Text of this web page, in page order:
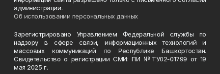
администрации.
Об использовании персональных данных
Зарегистрировано Управлением Федеральной службы по
надзору в сфере связи, информационных технологий и
массовых коммуникаций по Республике Башкортостан.
Свидетельство о регистрации СМИ: ПИ №ТУ02-01799 от 19
мая 2025 г.